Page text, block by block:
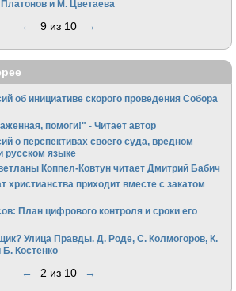
и М. Цветаева
← 9 из 10 →
об инициативе скорого проведения Собора
помоги!" - Читает автор
о перспективах своего суда, вредном
русском языке
Коппел-Ковтун читает Дмитрий Бабич
христианства приходит вместе с закатом
План цифрового контроля и сроки его
Улица Правды. Д. Роде, С. Колмогоров, К.
Б. Костенко
← 2 из 10 →